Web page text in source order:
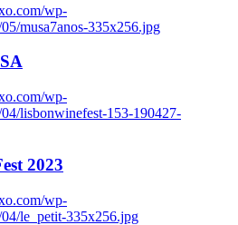
wp-
musa7anos-335x256.jpg
wp-
lisbonwinefest-153-190427-
2023
wp-
le_petit-335x256.jpg